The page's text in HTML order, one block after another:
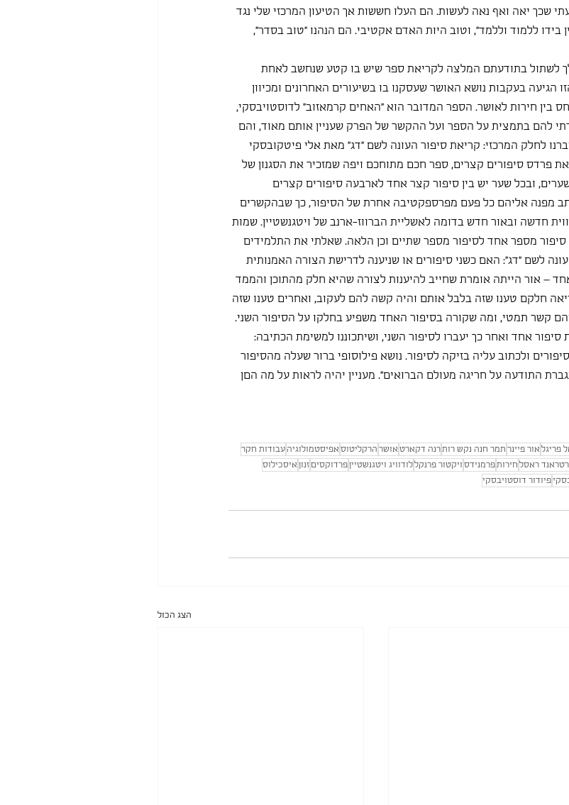
שכך יאה ואף נאה לעשות. הם העלו חששות אך הטיעון המרכזי שלי נגד
ללמוד וללמד", וטוב היות האדם אקטיבי. הם הנהנו "טוב בסדר",
לשתול בתודעתם המלצה לקריאת ספר שיש בו קטע שנחשב לאחת
הגיעה בעקבות נושא האושר שעסקנו בו בשיעורים האחרונים ומכיוון
בין חירות לאושר. הספר המדובר הוא "האחים קרמאזוב" לדוסטויבסקי,
להם בתמצית על הספר ועל ההקשר של הפרק שעניין אותם מאוד, והם
לחלק המרכזי: קריאת סיפור העונה לשם "דג" מאת אלי פיטקובסקי
פרדס סיפורים קצרים, ספר חכם מתוחכם ויפה שמזכיר את הסגנון של
ובכל שער יש בין סיפור קצר אחד לארבעה סיפורים קצרים
מפנה אליהם כל פעם מפרספקטיבה אחרת של הסיפור, כך שבהקשרים
חדשה ובאור חדש בדומה לאשליית הברווז-ארנב של ויטגנשטיין. שמות
מספר אחד לסיפור מספר שתיים וכן הלאה. שאלתי את התלמידים
לשם "דג": האם כשני סיפורים או שניענה לדרישת הצורה האמנותית
– אור הייתה אומרת שחייב להיענות לצורה שהיא חלק מהתוכן והממד
חלקם טענו שזה בלבל אותם והיה קשה להם לעקוב, ואחרים טענו שזה
קשר תמטי, ומה שקורה בסיפור האחד משפיע בחלקו על הסיפור השני.
אחד ואחר כך יעברו לסיפור השני, ושיתכוננו למשימת הכתיבה:
ולכתוב עליה בזיקה לסיפור. נושא פילוסופי ברור שעלה מהסיפור
התודעה על חריגה מעולם הברואים". מעניין יהיה לראות על מה הםן
פריגלאור פיינר תמר חנה נקש רותרנה דקארטאושר הרקליטוסאפיסטמולוגיה עבודות חקר
ראסל חירותפרמנידס ויקטור פרנקללודוויג ויטגנשטייןפרדוקסיםזנוןאיסכילוס
פיודור דוסטויבסקי
הצג הכול